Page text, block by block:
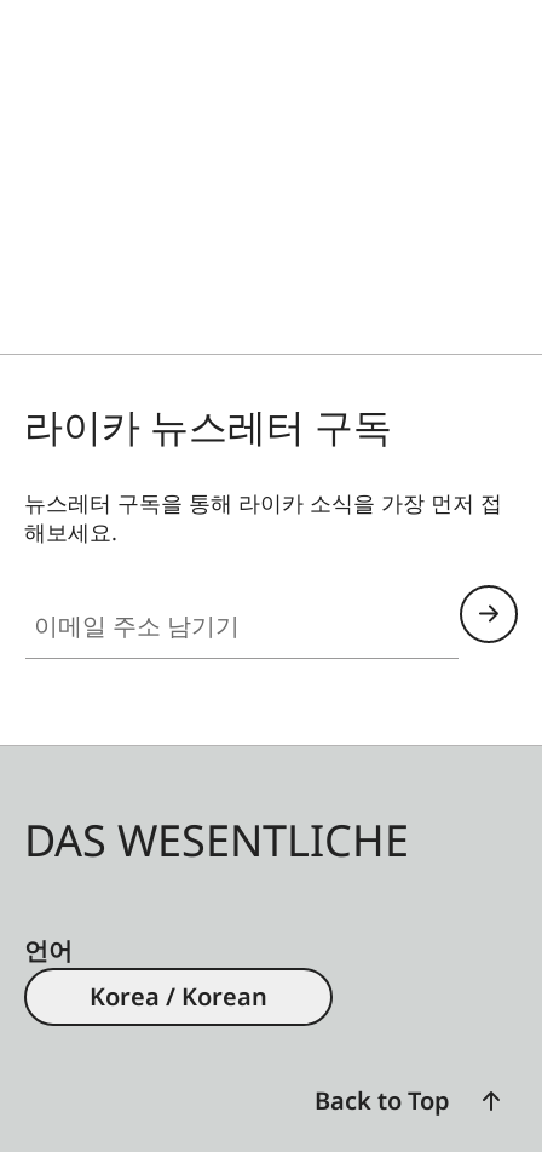
라이카 뉴스레터 구독
뉴스레터 구독을 통해 라이카 소식을 가장 먼저 접
해보세요.
DAS WESENTLICHE
언어
Korea / Korean
Back to Top